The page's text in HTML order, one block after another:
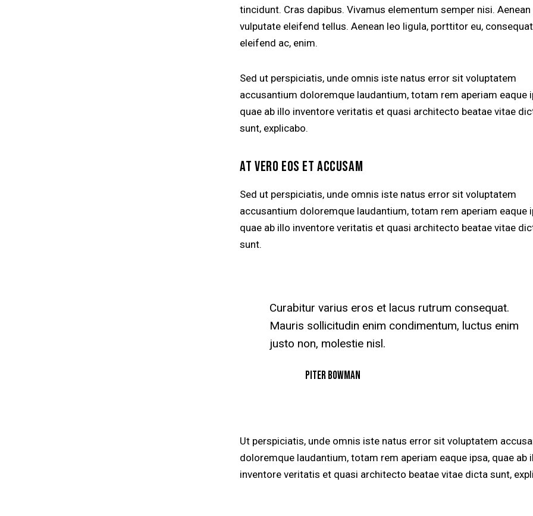
tincidunt. Cras dapibus. Vivamus elementum semper nisi. Aenean
vulputate eleifend tellus. Aenean leo ligula, porttitor eu,
eleifend ac, enim.
Sed ut perspiciatis, unde omnis iste natus error sit voluptatem
accusantium doloremque laudantium, totam rem aperiam eaque
quae ab illo inventore veritatis et quasi architecto beatae vitae
sunt, explicabo.
AT VERO EOS ET ACCUSAM
Sed ut perspiciatis, unde omnis iste natus error sit voluptatem
accusantium doloremque laudantium, totam rem aperiam eaque
quae ab illo inventore veritatis et quasi architecto beatae vitae
sunt.
Curabitur varius eros et lacus rutrum consequat.
Mauris sollicitudin enim condimentum, luctus enim
justo non, molestie nisl.
Piter Bowman
Ut perspiciatis, unde omnis iste natus error sit voluptatem
doloremque laudantium, totam rem aperiam eaque ipsa, quae ab
inventore veritatis et quasi architecto beatae vitae dicta sunt,